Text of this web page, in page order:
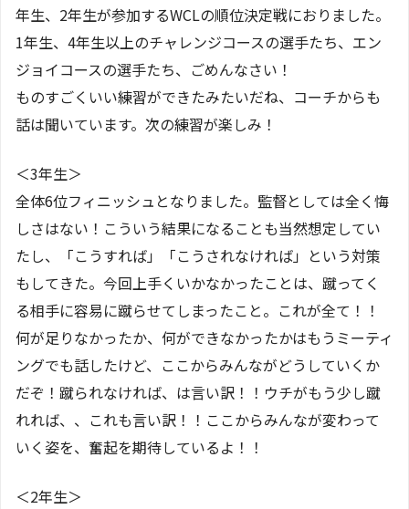
年生、2年生が参加するWCLの順位決定戦におりました。
1年生、4年生以上のチャレンジコースの選手たち、エン
ジョイコースの選手たち、ごめんなさい！
ものすごくいい練習ができたみたいだね、コーチからも
話は聞いています。次の練習が楽しみ！
＜3年生＞
全体6位フィニッシュとなりました。監督としては全く悔
しさはない！こういう結果になることも当然想定してい
たし、「こうすれば」「こうされなければ」という対策
もしてきた。今回上手くいかなかったことは、蹴ってく
る相手に容易に蹴らせてしまったこと。これが全て！！
何が足りなかったか、何ができなかったかはもうミーティ
ングでも話したけど、ここからみんながどうしていくか
だぞ！蹴られなければ、は言い訳！！ウチがもう少し蹴
れれば、、これも言い訳！！ここからみんなが変わって
いく姿を、奮起を期待しているよ！！
＜2年生＞